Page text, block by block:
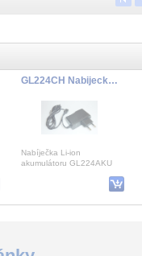
GL224CH Nabijecka Li-ion 4.2V/
Nabíječka Li-ion
akumulátoru GL224AKU